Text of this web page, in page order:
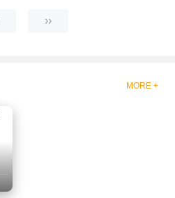
››
MORE +